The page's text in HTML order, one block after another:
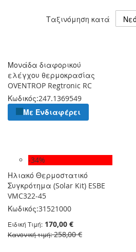
Ταξινόμηση κατά
Μονάδα διαφορικού
ελέγχου θερμοκρασίας
OVENTROP Regtronic RC
Κωδικός:247.1369549
Με Ενδιαφέρει
-34%
Ηλιακό Θερμοστατικό
Συγκρότημα (Solar Kit) ESBE
VMC322-45
Κωδικός:31521000
Ειδική Τιμή 170,00 €
Κανονική τιμή 258,00 €